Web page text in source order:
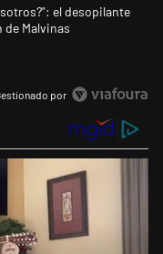
qué 'nonoslodieron' a
el desopilante
Malvinas
por